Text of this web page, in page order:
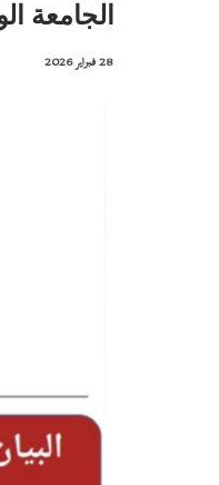
الجامعة
28 فبراير 2026